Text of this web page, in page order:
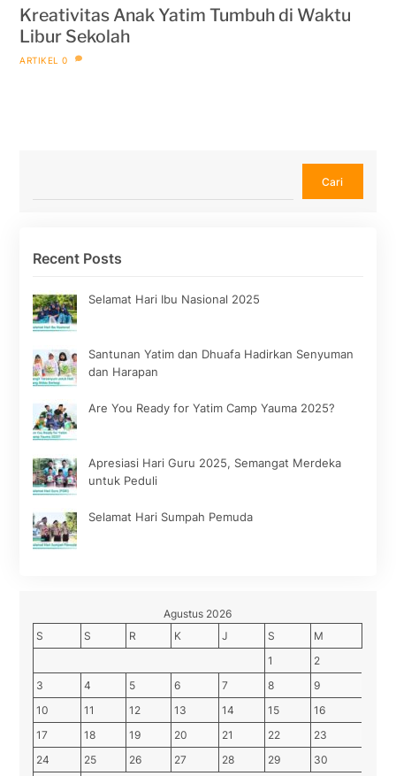
Kreativitas Anak Yatim Tumbuh di Waktu
Libur Sekolah
ARTIKEL 0
Cari
Recent Posts
Selamat Hari Ibu Nasional 2025
Santunan Yatim dan Dhuafa Hadirkan Senyuman
dan Harapan
Are You Ready for Yatim Camp Yauma 2025?
Apresiasi Hari Guru 2025, Semangat Merdeka
untuk Peduli
Selamat Hari Sumpah Pemuda
Agustus 2026
S
S R K J S
M
1
2
3
4 5 6 7 8
9
10
11 12 13 14 15
16
17
18 19 20 21 22
23
24
25 26 27 28 29
30